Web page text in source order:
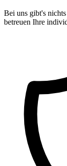
Bei uns gibt's
betreuen Ihre